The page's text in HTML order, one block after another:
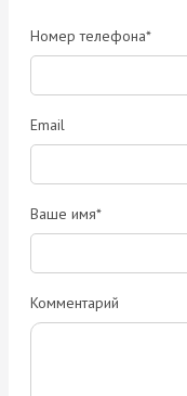
Номер телефона*
Email
Ваше имя*
Комментарий